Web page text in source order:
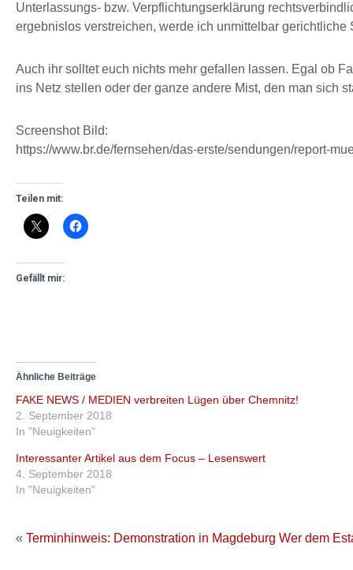
Unterlassungs- bzw. Verpflichtungserklärung
ergebnislos verstreichen, werde ich unmittelbar gerichtliche
Auch ihr solltet euch nichts mehr gefallen lassen. Egal ob
ins Netz stellen oder der ganze andere Mist, den man sich
Screenshot Bild:
https://www.br.de/fernsehen/das-erste/sendungen/report-
Teilen mit:
Gefällt mir:
Ähnliche Beiträge
FAKE NEWS / MEDIEN verbreiten Lügen über Chemnitz!
2. September 2018
In "Neuigkeiten"
Interessanter Artikel aus dem Focus – Lesenswert
4. September 2018
In "Neuigkeiten"
« Terminhinweis: Demonstration in Magdeburg Wer dem